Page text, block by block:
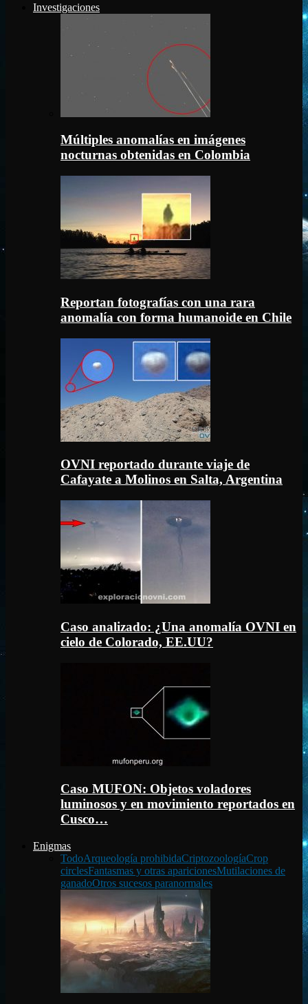
Investigaciones
Múltiples anomalías en imágenes
nocturnas obtenidas en Colombia
Reportan fotografías con una rara
anomalía con forma humanoide en Chile
OVNI reportado durante viaje de
Cafayate a Molinos en Salta, Argentina
Caso analizado: ¿Una anomalía OVNI en
cielo de Colorado, EE.UU?
Caso MUFON: Objetos voladores
luminosos y en movimiento reportados en
Cusco…
Enigmas
TodoArqueología prohibidaCriptozoologíaCrop
circlesFantasmas y otras aparicionesMutilaciones de
ganadoOtros sucesos paranormales